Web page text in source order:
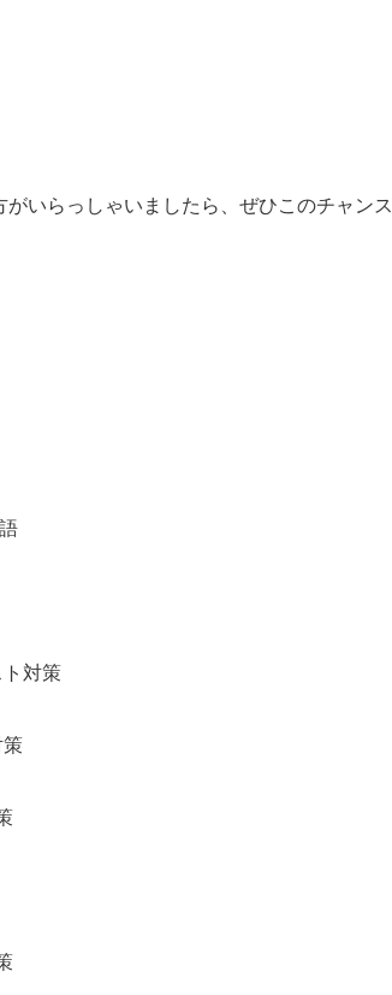
いらっしゃいましたら、ぜひこのチャンス
末テスト対策
スト対策
スト対策
舎
スト対策